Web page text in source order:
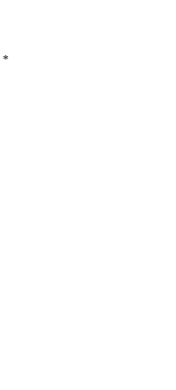
*